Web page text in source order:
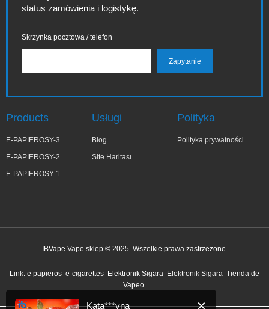
status zamówienia i logistykę.
Skrzynka pocztowa / telefon
Products
E-PAPIEROSY-3
E-PAPIEROSY-2
E-PAPIEROSY-1
Usługi
Blog
Site Haritası
Polityka
Polityka prywatności
IBVape Vape sklep © 2025. Wszelkie prawa zastrzeżone.
Link: e papieros e-cigarettes Elektronik Sigara Elektronik Sigara Tienda de
Vapeo
niedawno kupiony